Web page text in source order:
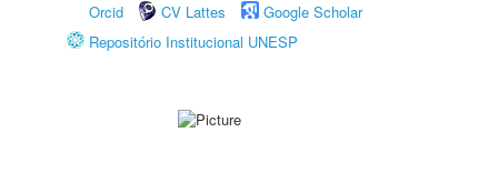
Orcid
CV Lattes
Google Scholar
Repositório Institucional UNESP